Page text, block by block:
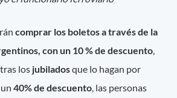
comprar los boletos a través de la
con un 10 % de descuento,
los jubiladosque lo hagan por
un40% de descuento, las personas